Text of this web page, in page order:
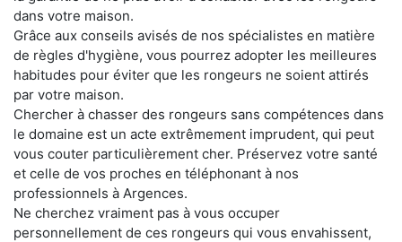
dans votre maison.
Grâce aux conseils avisés de nos spécialistes en matière
de règles d'hygiène, vous pourrez adopter les meilleures
habitudes pour éviter que les rongeurs ne soient attirés
par votre maison.
Chercher à chasser des rongeurs sans compétences dans
le domaine est un acte extrêmement imprudent, qui peut
vous couter particulièrement cher. Préservez votre santé
et celle de vos proches en téléphonant à nos
professionnels à Argences.
Ne cherchez vraiment pas à vous occuper
personnellement de ces rongeurs qui vous envahissent,